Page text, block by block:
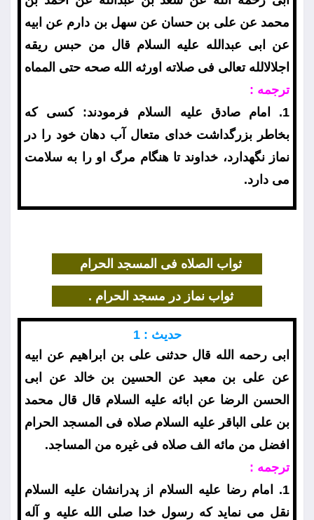
محمد عن على بن حسان عن سهل بن دارم عن ابيه
عن ابى عبدالله عليه السلام قال من حبس ريقه
اجلالالله تعالى فى صلاته اورثه الله صحه حتى المماه
ترجمه :
1. امام صادق عليه السلام فرمودند: كسى كه
بخاطر بزرگداشت خداى متعال آب دهان خود را در
نماز نگهدارد، خداوند تا هنگام مرگ او را به سلامت
مى دارد.
ثواب الصلاه فى المسجد الحرام
ثواب نماز در مسجد الحرام .
حديث : 1
ابى رحمه الله قال حدثنى على بن ابراهيم عن ابيه
عن على بن معبد عن الحسين بن خالد عن ابى
الحسن الرضا عن ابائه عليه السلام قال قال محمد
بن على الباقر عليه السلام صلاه فى المسجد الحرام
افضل من مائه الف صلاه فى غيره من المساجد.
ترجمه :
1. امام رضا عليه السلام از پدرانشان عليه السلام
نقل مى نمايد كه رسول خدا صلى الله عليه و آله